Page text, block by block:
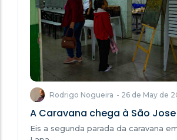
Rodrigo Nogueira - 26 de May de
A Caravana chega à São
Eis a segunda parada da caravana